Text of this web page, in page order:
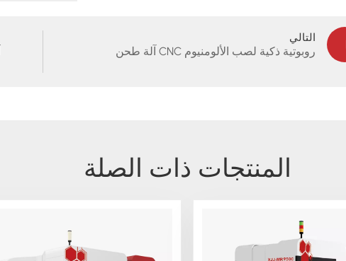
التالي
آلة طحن CNC روبوتية ذكية لصب الألومنيوم
المنتجات ذات الصلة